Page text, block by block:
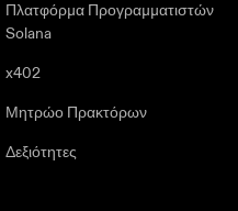
Πλατφόρμα Προγραμματιστών
Solana
x402
Μητρώο Πρακτόρων
Δεξιότητες